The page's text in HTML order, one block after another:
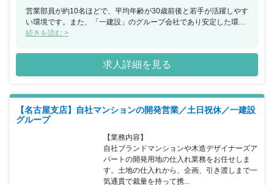
営業部員が約10名ほどで、平均年齢が30歳前後と若手が活躍しやす
い環境です。また、「一建設」のグループ会社であり安定した環境
ながらも、会社としては第二創業期を迎えているため、何でもチャ
には大変おすすめの求人です。土日祝休みで残業も平均20時間以下
ですので、ご家庭のある方でも安心してお仕事に集中できることも
魅力的です！
続きを読む >
求人詳細を見る
【名古屋支店】自社マンションの開発営業／土日祝休／一建設
グループ
【業務内容】
自社ブランドマンションや木造デザイナーズア
パートの開発用地の仕入れ業務をお任せしま
す。土地の仕入れから、企画、引き渡しまで一
気通貫で裁量を持って携...